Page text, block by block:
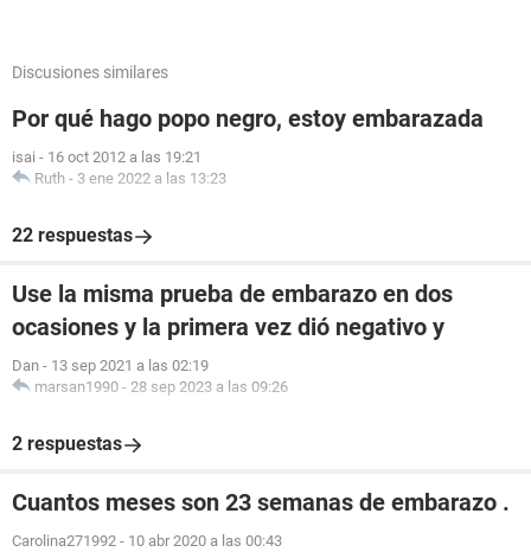
Discusiones similares
Por qué hago popo negro, estoy embarazada
isai - 16 oct 2012 a las 19:21
Ruth - 3 ene 2022 a las 13:23
22 respuestas
Use la misma prueba de embarazo en dos
ocasiones y la primera vez dió negativo y
Dan - 13 sep 2021 a las 02:19
marsan1990 - 28 sep 2023 a las 09:26
2 respuestas
Cuantos meses son 23 semanas de embarazo .
Carolina271992 - 10 abr 2020 a las 00:43